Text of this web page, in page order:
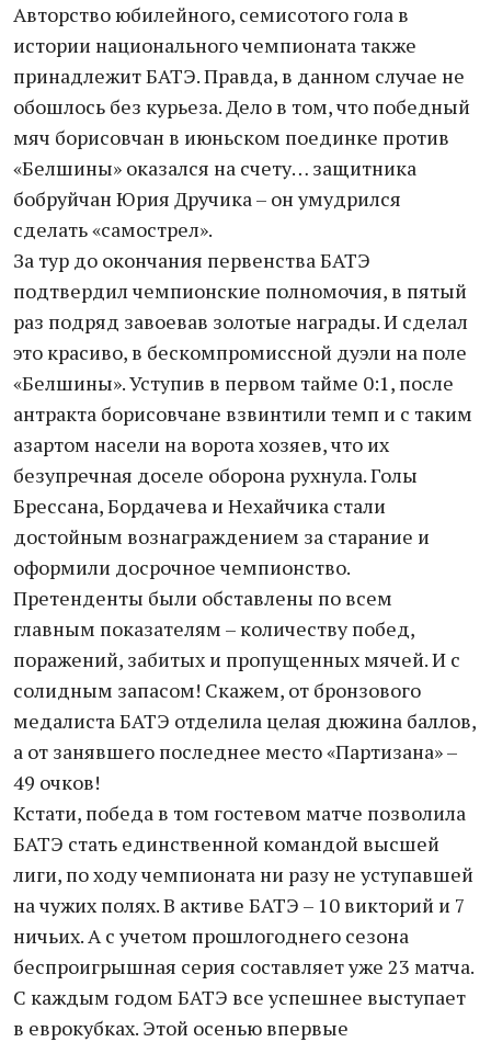
Авторство юбилейного, семисотого гола в
истории национального чемпионата также
принадлежит БАТЭ. Правда, в данном случае не
обошлось без курьеза. Дело в том, что победный
мяч борисовчан в июньском поединке против
«Белшины» оказался на счету… защитника
бобруйчан Юрия Дручика – он умудрился
сделать «самострел».
За тур до окончания первенства БАТЭ
подтвердил чемпионские полномочия, в пятый
раз подряд завоевав золотые награды. И сделал
это красиво, в бескомпромиссной дуэли на поле
«Белшины». Уступив в первом тайме 0:1, после
антракта борисовчане взвинтили темп и с таким
азартом насели на ворота хозяев, что их
безупречная доселе оборона рухнула. Голы
Брессана, Бордачева и Нехайчика стали
достойным вознаграждением за старание и
оформили досрочное чемпионство.
Претенденты были обставлены по всем
главным показателям – количеству побед,
поражений, забитых и пропущенных мячей. И с
солидным запасом! Скажем, от бронзового
медалиста БАТЭ отделила целая дюжина баллов,
а от занявшего последнее место «Партизана» –
49 очков!
Кстати, победа в том гостевом матче позволила
БАТЭ стать единственной командой высшей
лиги, по ходу чемпионата ни разу не уступавшей
на чужих полях. В активе БАТЭ – 10 викторий и 7
ничьих. А с учетом прошлогоднего сезона
беспроигрышная серия составляет уже 23 матча.
С каждым годом БАТЭ все успешнее выступает
в еврокубках. Этой осенью впервые